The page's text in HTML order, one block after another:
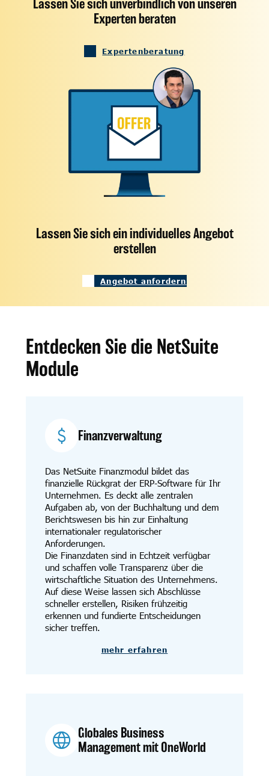
Lassen Sie sich unverbindlich von unseren
Experten beraten
Expertenberatung
Lassen Sie sich ein individuelles Angebot
erstellen
Angebot anfordern
Entdecken Sie die NetSuite
Module
Finanzverwaltung
Das NetSuite Finanzmodul bildet das
finanzielle Rückgrat der ERP-Software für Ihr
Unternehmen. Es deckt alle zentralen
Aufgaben ab, von der Buchhaltung und dem
Berichtswesen bis hin zur Einhaltung
internationaler regulatorischer
Anforderungen.
Die Finanzdaten sind in Echtzeit verfügbar
und schaffen volle Transparenz über die
wirtschaftliche Situation des Unternehmens.
Auf diese Weise lassen sich Abschlüsse
schneller erstellen, Risiken frühzeitig
erkennen und fundierte Entscheidungen
sicher treffen.
mehr erfahren
Globales Business
Management mit OneWorld